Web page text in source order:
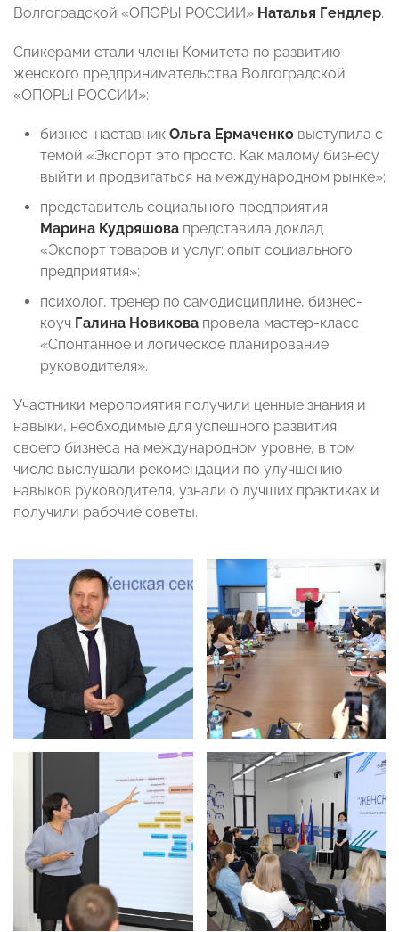
Волгоградской «ОПОРЫ РОССИИ» Наталья Гендлер.
Спикерами стали члены Комитета по развитию
женского предпринимательства Волгоградской
«ОПОРЫ РОССИИ»:
бизнес-наставник Ольга Ермаченко выступила с
темой «Экспорт это просто. Как малому бизнесу
выйти и продвигаться на международном рынке»;
представитель социального предприятия
Марина Кудряшова представила доклад
«Экспорт товаров и услуг: опыт социального
предприятия»;
психолог, тренер по самодисциплине, бизнес-
коуч Галина Новикова провела мастер-класс
«Спонтанное и логическое планирование
руководителя».
Участники мероприятия получили ценные знания и
навыки, необходимые для успешного развития
своего бизнеса на международном уровне, в том
числе выслушали рекомендации по улучшению
навыков руководителя, узнали о лучших практиках и
получили рабочие советы.